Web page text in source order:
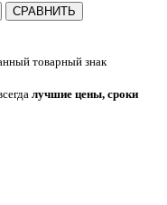
СРАВНИТЬ
товарный знак
лучшие цены, сроки